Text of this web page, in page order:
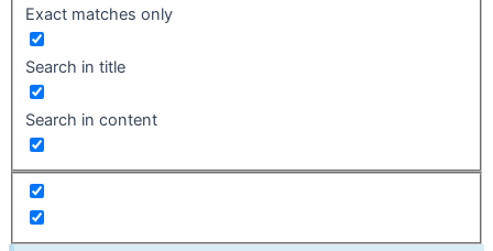
Exact matches only
Search in title
Search in content